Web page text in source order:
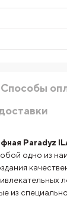
Способы
Paradyz
одно из
из